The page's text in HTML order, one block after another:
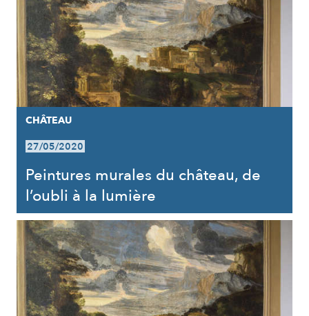
CHÂTEAU
27/05/2020
Peintures murales du château, de
l’oubli à la lumière